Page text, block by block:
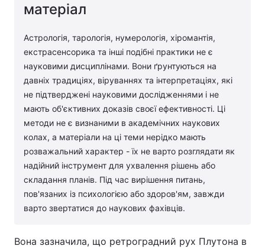
матеріал
Астрологія, тарологія, нумерологія, хіромантія,
екстрасенсорика та інші подібні практики не є
науковими дисциплінами. Вони ґрунтуються на
давніх традиціях, віруваннях та інтерпретаціях, які
не підтверджені науковими дослідженнями і не
мають об'єктивних доказів своєї ефективності. Ці
методи не є визнаними в академічних наукових
колах, а матеріали на ці теми нерідко мають
розважальний характер - їх не варто розглядати як
надійний інструмент для ухвалення рішень або
складання планів. Під час вирішення питань,
пов'язаних із психологією або здоров'ям, завжди
варто звертатися до наукових фахівців.
Вона зазначила, що ретроградний рух Плутона в